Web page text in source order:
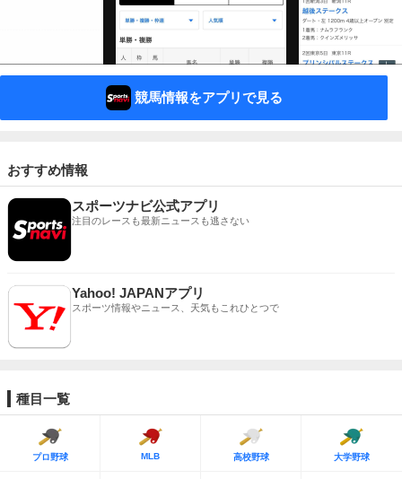
競馬情報をアプリで見る
おすすめ情報
スポーツナビ公式アプリ
注目のレースも最新ニュースも逃さない
Yahoo! JAPANアプリ
スポーツ情報やニュース、天気もこれひとつで
種目一覧
プロ野球 MLB 高校野球 大学野球